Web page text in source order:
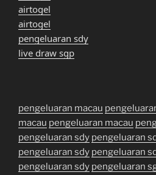
airtogel
airtogel
pengeluaran sdy
live draw sgp
pengeluaran macau
macau pengeluaran macau
pengeluaran sdy pengeluaran
pengeluaran sdy pengeluaran
pengeluaran sdy pengeluaran